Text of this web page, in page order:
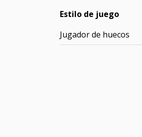
Estilo de juego
Jugador de huecos